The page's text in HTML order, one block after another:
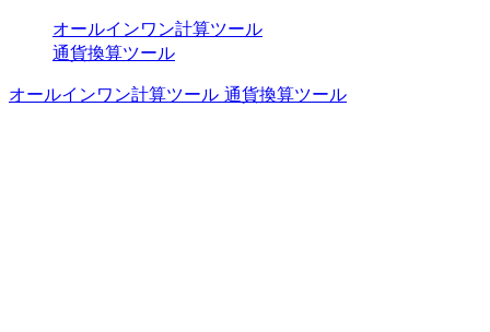
オールインワン計算ツール
通貨換算ツール
オールインワン計算ツール 通貨換算ツール